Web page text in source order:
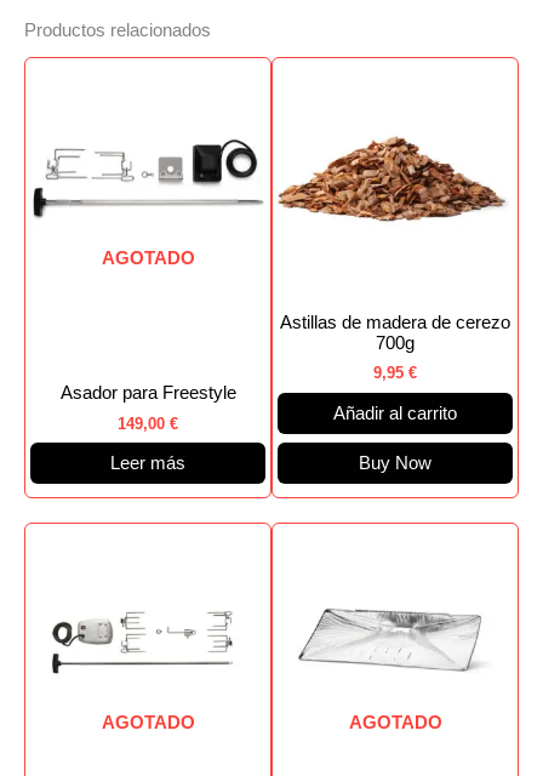
Productos relacionados
AGOTADO
Asador para Freestyle
149,00 €
Leer más
Astillas de madera de cerezo
700g
9,95 €
Añadir al carrito
Buy Now
AGOTADO AGOTADO